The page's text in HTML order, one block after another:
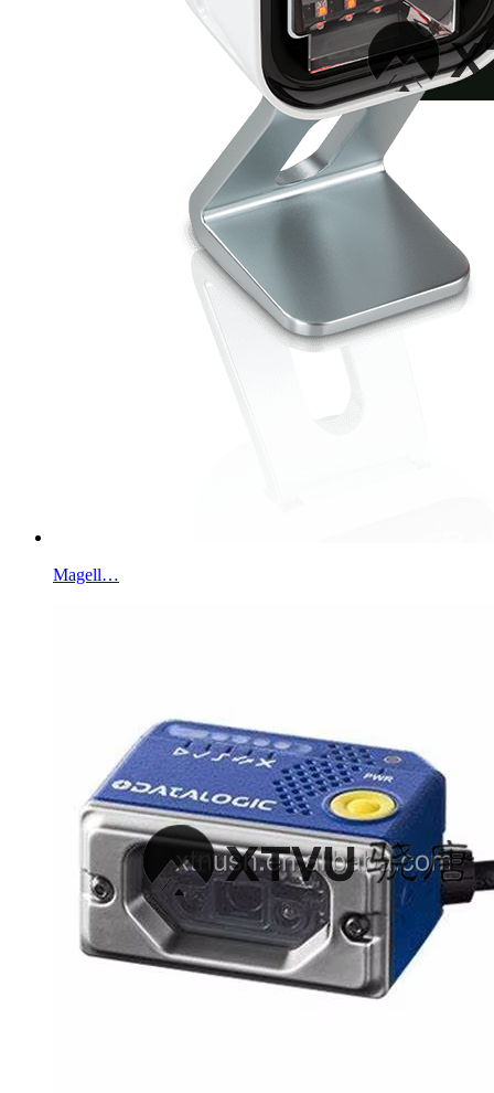
Magell…